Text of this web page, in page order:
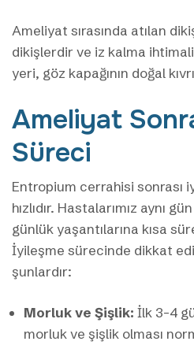
Ameliyat sırasında atılan
dikişlerdir ve iz kalma
yeri, göz kapağının doğal
Ameliyat
Süreci
Entropium cerrahisi sonrası
hızlıdır. Hastalarımız aynı
günlük yaşantılarına kısa
İyileşme sürecinde dikkat
şunlardır:
Morluk ve Şişlik: İlk 3-4
morluk ve şişlik olması